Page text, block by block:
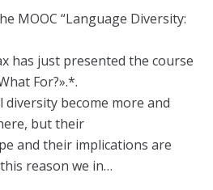
MOOC “Language Diversity:
has just presented the course
For?».*.
become more and
but their
and their implications are
reason we in…